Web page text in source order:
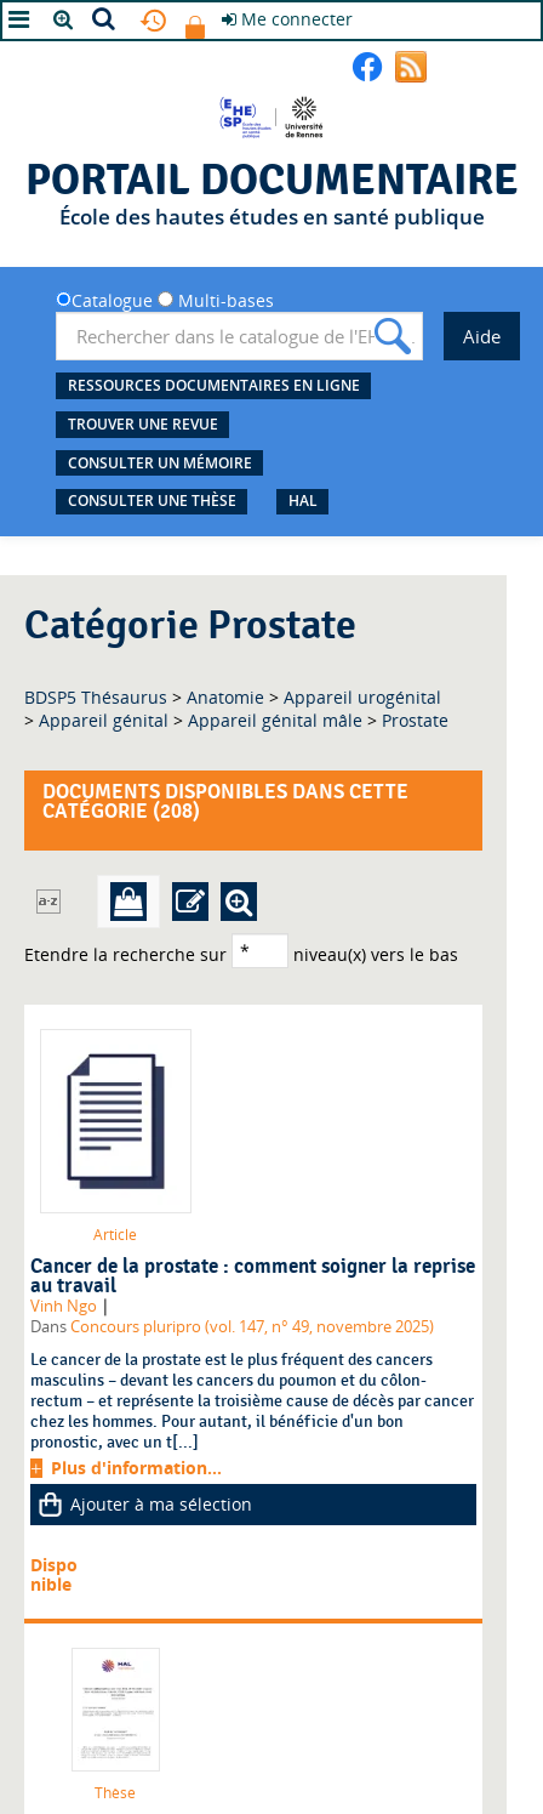
Me connecter
PORTAIL DOCUMENTAIRE
École des hautes études en santé publique
Catalogue Multi-bases
RESSOURCES DOCUMENTAIRES EN LIGNE
TROUVER UNE REVUE
CONSULTER UN MÉMOIRE
CONSULTER UNE THÈSE
HAL
Catégorie Prostate
BDSP5 Thésaurus > Anatomie > Appareil urogénital
> Appareil génital > Appareil génital mâle > Prostate
DOCUMENTS DISPONIBLES DANS CETTE
CATÉGORIE (208)
Etendre la recherche sur niveau(x) vers le bas
Article
Cancer de la prostate : comment soigner la reprise
au travail
Vinh Ngo |
DansConcours pluripro (vol. 147, n° 49, novembre 2025)
Le cancer de la prostate est le plus fréquent des cancers
masculins – devant les cancers du poumon et du côlon-
rectum – et représente la troisième cause de décès par cancer
chez les hommes. Pour autant, il bénéficie d'un bon
pronostic, avec un t[...]
Plus d'information...
Ajouter à ma sélection
Dispo
nible
Thèse